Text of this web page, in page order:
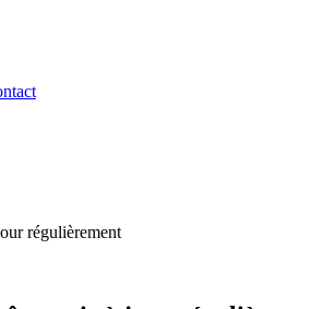
régulièrement